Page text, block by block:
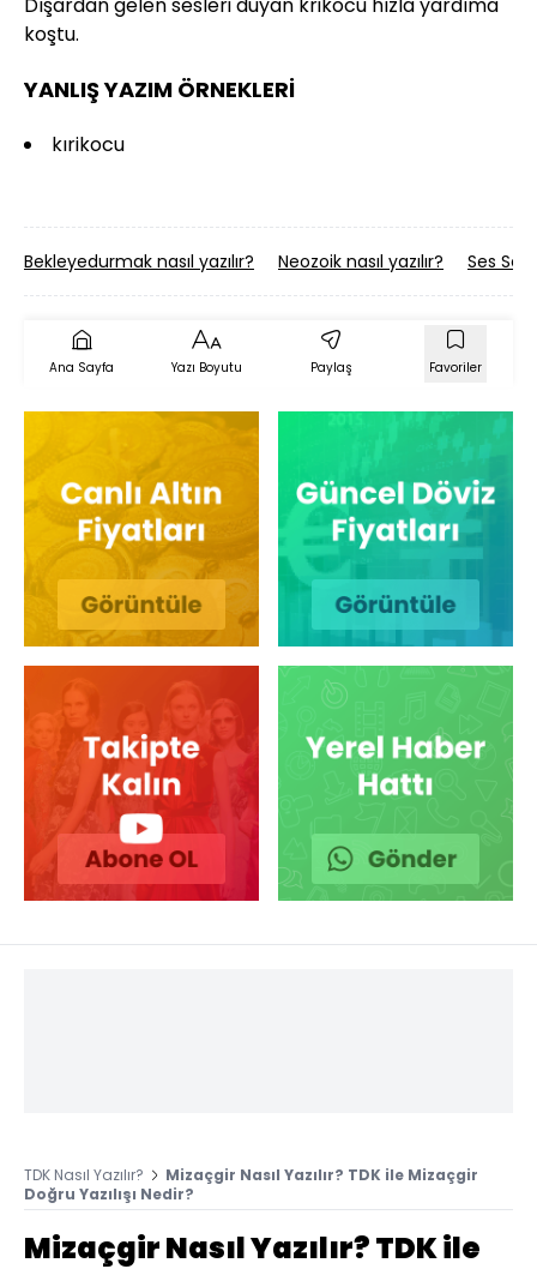
koştu.
YANLIŞ YAZIM ÖRNEKLERİ
kırikocu
Bekleyedurmak nasıl yazılır? Neozoik nasıl yazılır? Ses
Ana Sayfa Yazı Boyutu Paylaş Favoriler
TDK Nasıl Yazılır?
Mizaçgir Nasıl Yazılır? TDK ile Mizaçgir
Doğru Yazılışı Nedir?
Mizaçgir Nasıl Yazılır? TDK ile